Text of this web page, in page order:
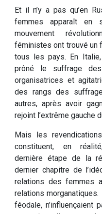
Et il n’y a pas qu’en
femmes apparaît en
mouvement
féministes ont trouvé un
tous les pays. En
prôné le suffrage
organisatrices et
des rangs des
autres, après avoir
rejoint l’extrême gauche
Mais les
constituent, en
dernière étape de la
dernier chapitre de
relations des femmes
relations
féodale, n’influençaient